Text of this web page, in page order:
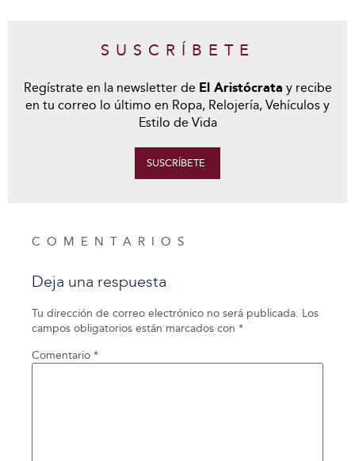
SUSCRÍBETE
Regístrate en la newsletter de El Aristócrata y recibe
en tu correo lo último en Ropa, Relojería, Vehículos y
Estilo de Vida
SUSCRÍBETE
COMENTARIOS
Deja una respuesta
Tu dirección de correo electrónico no será publicada. Los
campos obligatorios están marcados con *
Comentario *